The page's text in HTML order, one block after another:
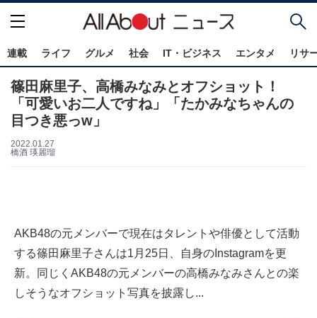
連載 ライフ グルメ 社会 IT・ビジネス エンタメ リサ
篠田麻里子、高橋みなみとオフショット！
「可愛いお二人ですね」「たかみなちゃんの
目つき悪っw」
2022.01.27
橋酒 瑛麗瑠
AKB48の元メンバーで現在はタレントや俳優として活動
する篠田麻里子さんは1月25日、自身のInstagramを更
新。同じくAKB48の元メンバーの高橋みなみさんとの楽
しそうなオフショット写真を披露し...